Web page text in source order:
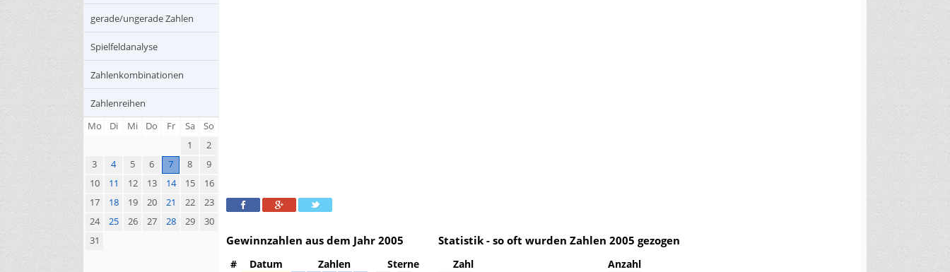
gerade/ungerade Zahlen
Spielfeldanalyse
Zahlenkombinationen
Zahlenreihen
Mo
Di Mi Do Fr Sa
So
1
2
3
4 5 6 7 8
9
10
11 12 13 14 15
16
17
18 19 20 21 22
23
24
25 26 27 28 29
30
31
Gewinnzahlen aus dem Jahr 2005
# Datum Zahlen Sterne
Statistik - so oft wurden Zahlen 2005 gezogen
Zahl
Anzahl